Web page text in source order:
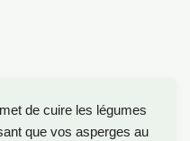
de cuire les légumes
que vos asperges au